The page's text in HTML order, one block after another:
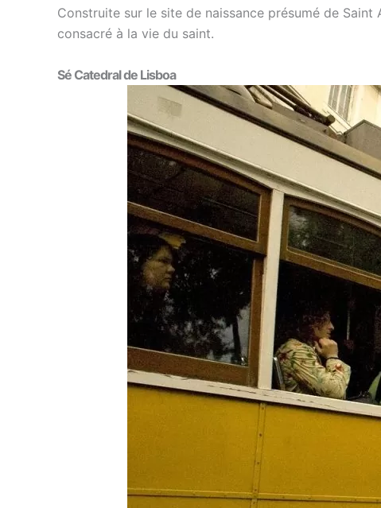
Construite sur le site de naissance présumé de
consacré à la vie du saint.
Sé Catedral de Lisboa